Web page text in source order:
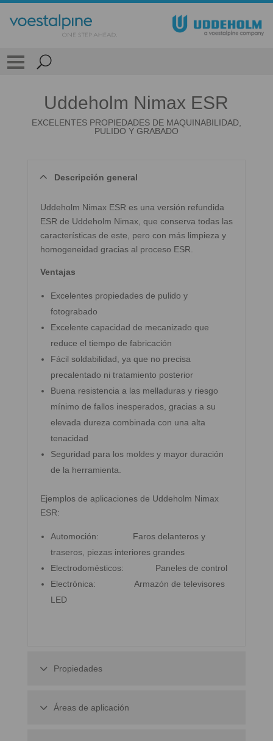
Uddeholm Nimax ESR
EXCELENTES PROPIEDADES DE MAQUINABILIDAD,
PULIDO Y GRABADO
Descripción general
Uddeholm Nimax ESR es una versión refundida
ESR de Uddeholm Nimax, que conserva todas las
características de este, pero con más limpieza y
homogeneidad gracias al proceso ESR.
Ventajas
Excelentes propiedades de pulido y
fotograbado
Excelente capacidad de mecanizado que
reduce el tiempo de fabricación
Fácil soldabilidad, ya que no precisa
precalentado ni tratamiento posterior
Buena resistencia a las melladuras y riesgo
mínimo de fallos inesperados, gracias a su
elevada dureza combinada con una alta
tenacidad
Seguridad para los moldes y mayor duración
de la herramienta.
Ejemplos de aplicaciones de Uddeholm Nimax
ESR:
Automoción: Faros delanteros y
traseros, piezas interiores grandes
Electrodomésticos: Paneles de control
Electrónica: Armazón de televisores
LED
Propiedades
Áreas de aplicación